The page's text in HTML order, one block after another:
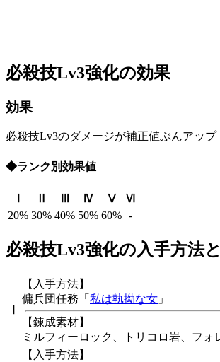
必殺技Lv3強化の効果
効果
必殺技Lv3のダメージが補正値ぶんアップ
◆ランク別効果値
Ⅳ Ⅴ
Ⅵ
20% 30% 40% 50% 60% -
必殺技Lv3強化の入手方法
【入手方法】
傭兵団任務「 私は執拗な女 」
【錬成素材】
ミルフィーロック、トリコロ岩、フォ
【入手方法】